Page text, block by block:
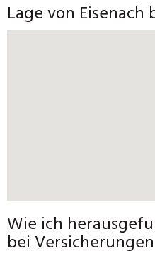
Lage von Eisenach
Wie ich
bei